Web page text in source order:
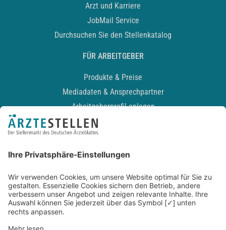
Arzt und Karriere
JobMail Service
Durchsuchen Sie den Stellenkatalog
FÜR ARBEITGEBER
Produkte & Preise
Mediadaten & Ansprechpartner
Arbeitgeberprofil anlegen
Recruiting-Podcast
Kontakt
Datenschutz
Newsletter